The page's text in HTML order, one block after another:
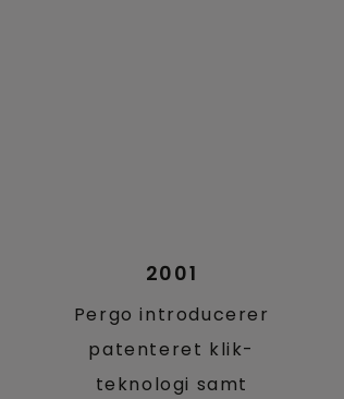
2001
Pergo introducerer
patenteret klik-
teknologi samt